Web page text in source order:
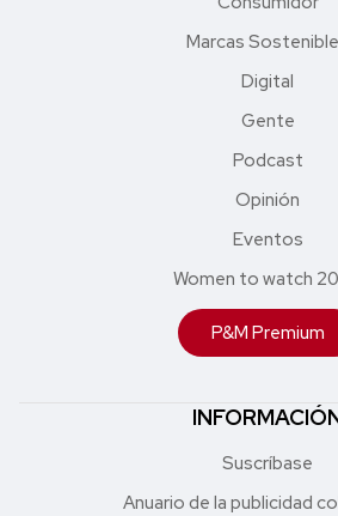
Marcas
Digital
Gente
Podcast
Opinión
Eventos
Women to watch
P&M Premium
Suscríbase
Anuario de la publicidad